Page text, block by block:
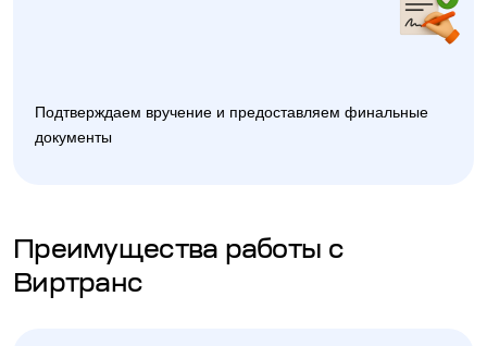
Подтверждаем вручение и предоставляем финальные
документы
Преимущества работы с
Виртранс